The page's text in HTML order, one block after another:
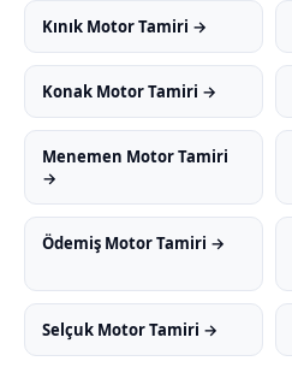
Kınık Motor Tamiri →
Konak Motor Tamiri →
Menemen Motor Tamiri
→
Ödemiş Motor Tamiri →
Selçuk Motor Tamiri →